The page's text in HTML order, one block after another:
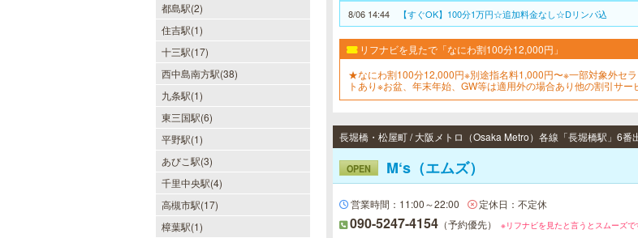
都島駅(2)
住吉駅(1)
十三駅(17)
西中島南方駅(38)
九条駅(1)
東三国駅(6)
平野駅(1)
あびこ駅(3)
千里中央駅(4)
高槻市駅(17)
樟葉駅(1)
ヒルガオ
30代40代50代のミセスが日常を忘
れ、限られた時間の中で、時にプロ
大人セラピストの魅力を存分に発揮
します。
8/06 14:44 【すぐOK】100分1万円☆追加料金なし☆Dリンパ込
リフナビを見たで「なにわ割100分12,000円」
★なにわ割100分12,000円※別途指名料1,000円〜※一部対象外セラ
トあり※お盆、年末年始、GW等は適用外の場合あり他の割引サー
併用不可
長堀橋・松屋町 / 大阪メトロ（Osaka Metro）各線「長堀橋駅」6番
OPEN M‘s（エムズ）
営業時間：11:00～22:00 定休日：不定休
090-5247-4154 （予約優先） ※リフナビを見たと言うとスムーズで